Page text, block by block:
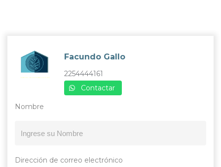
Facundo Gallo
2254444161
Contactar
Nombre
Dirección de correo electrónico